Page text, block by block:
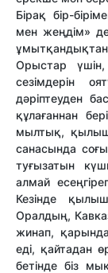
Бірақ бір-
мен жеңдім»
Орыстар
сезімдерін
дәріптеуден
құлағаннан
мылтық,
санасында
туғызатын
алмай
Кезінде
Оралдың,
жинап,
еді, қайтадан
бетінде біз